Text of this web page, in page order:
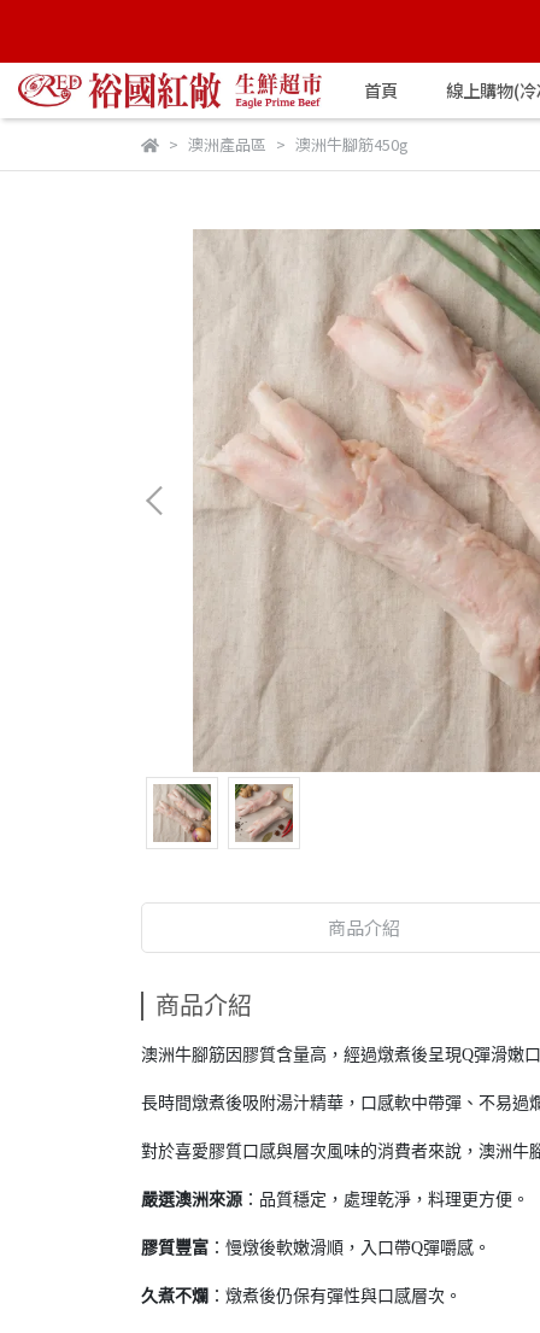
首頁 線上購物(
澳洲產品區 澳洲牛腳筋450g
商品介紹
商品介紹
澳洲牛腳筋因膠質含量高，經過燉煮後呈現Q彈滑嫩
長時間燉煮後吸附湯汁精華，口感軟中帶彈、不易過
對於喜愛膠質口感與層次風味的消費者來說，澳洲牛
嚴選澳洲來源 ：品質穩定，處理乾淨，料理更方便。
膠質豐富 ：慢燉後軟嫩滑順，入口帶Q彈嚼感。
久煮不爛 ：燉煮後仍保有彈性與口感層次。